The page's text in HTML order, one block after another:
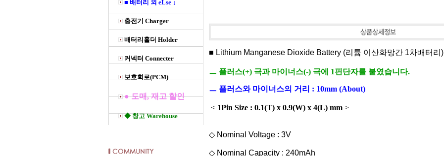
■ 배터리 외 eLse ↓
충전기 Charger
배터리홀더 Holder
커넥터 Connecter
보호회로(PCM)
● 도매, 재고 할인
◆ 창고 Warehouse
■ Lithium Manganese Dioxide Battery (리튬 이산화망간 1차배터리)
ㅡ 플러스(+) 극과 마이너스(-) 극에 1핀단자를 붙였습니다.
ㅡ 플러스와 마이너스의 거리 : 10mm (About)
< 1Pin Size : 0.1(T) x 0.9(W) x 4(L) mm >
◇ Nominal Voltage : 3V
◇ Nominal Capacity : 240mAh